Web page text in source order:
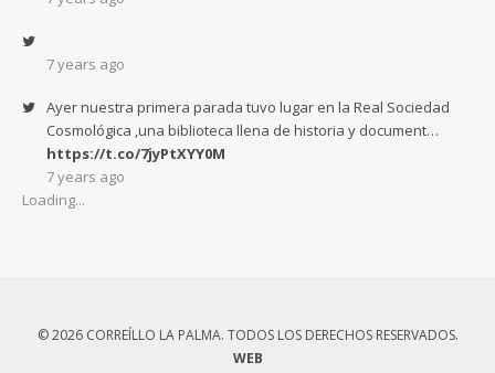
7 years ago
Ayer nuestra primera parada tuvo lugar en la Real Sociedad
Cosmológica ,una biblioteca llena de historia y document…
https://t.co/7jyPtXYY0M
7 years ago
Loading...
© 2026 CORREÍLLO LA PALMA. TODOS LOS DERECHOS RESERVADOS.
WEB